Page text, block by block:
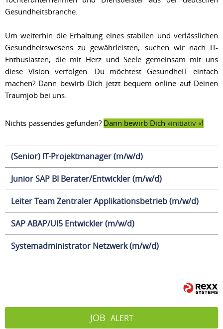
Gesundheitsbranche.
Um weiterhin die Erhaltung eines stabilen und verlässlichen
Gesundheitswesens zu gewährleisten, suchen wir nach IT-
Enthusiasten, die mit Herz und Seele gemeinsam mit uns
diese Vision verfolgen. Du möchtest GesundheIT einfach
machen? Dann bewirb Dich jetzt bequem online auf Deinen
Traumjob bei uns.
Nichts passendes gefunden? Dann bewirb Dich initiativ !
(Senior) IT-Projektmanager (m/w/d)
Junior SAP BI Berater/Entwickler (m/w/d)
Leiter Team Zentraler Applikationsbetrieb (m/w/d)
SAP ABAP/UI5 Entwickler (m/w/d)
Systemadministrator Netzwerk (m/w/d)
JOB ALERT